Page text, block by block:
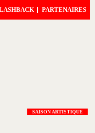
PARTENAIRES
SAISON ARTISTIQUE